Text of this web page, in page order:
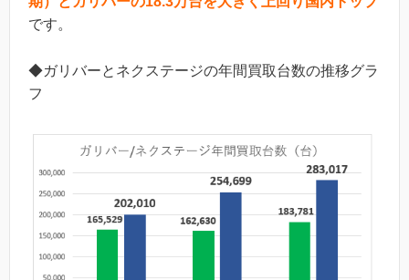
です。
◆ガリバーとネクステージの年間買取台数の推移グラ
フ